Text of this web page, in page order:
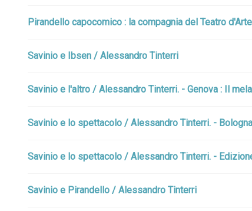
Pirandello capocomico : la compagnia del Teatro
Savinio e Ibsen / Alessandro Tinterri
Savinio e l'altro / Alessandro Tinterri. - Genova : Il
Savinio e lo spettacolo / Alessandro Tinterri. -
Savinio e lo spettacolo / Alessandro Tinterri. -
Savinio e Pirandello / Alessandro Tinterri